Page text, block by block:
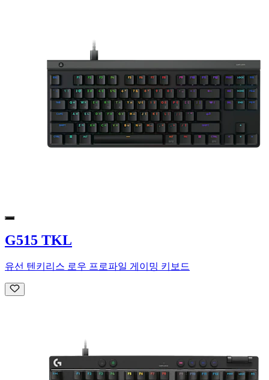
G515 TKL
유선 텐키리스 로우 프로파일 게이밍 키보드